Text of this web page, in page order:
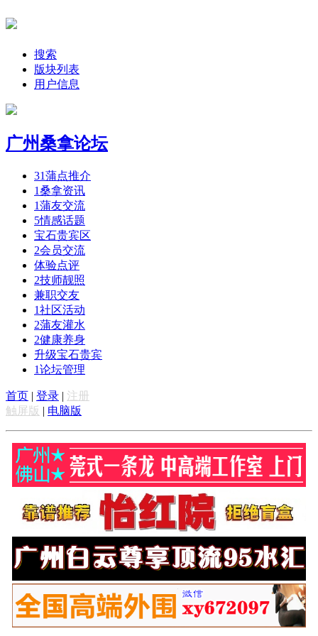
搜索
版块列表
用户信息
广州桑拿论坛
31蒲点推介
1桑拿资讯
1蒲友交流
5情感话题
宝石贵宾区
2会员交流
体验点评
2技师靓照
兼职交友
1社区活动
2蒲友灌水
2健康养身
升级宝石贵宾
1论坛管理
首页 | 登录 | 注册
触屏版 | 电脑版